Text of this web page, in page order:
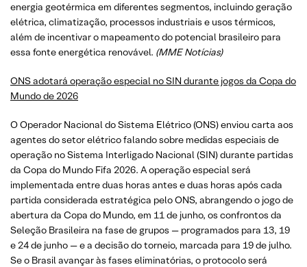
energia geotérmica em diferentes segmentos, incluindo geração
elétrica, climatização, processos industriais e usos térmicos,
além de incentivar o mapeamento do potencial brasileiro para
essa fonte energética renovável. (MME Notícias)
ONS adotará operação especial no SIN durante jogos da Copa do
Mundo de 2026
O Operador Nacional do Sistema Elétrico (ONS) enviou carta aos
agentes do setor elétrico falando sobre medidas especiais de
operação no Sistema Interligado Nacional (SIN) durante partidas
da Copa do Mundo Fifa 2026. A operação especial será
implementada entre duas horas antes e duas horas após cada
partida considerada estratégica pelo ONS, abrangendo o jogo de
abertura da Copa do Mundo, em 11 de junho, os confrontos da
Seleção Brasileira na fase de grupos — programados para 13, 19
e 24 de junho — e a decisão do torneio, marcada para 19 de julho.
Se o Brasil avançar às fases eliminatórias, o protocolo será